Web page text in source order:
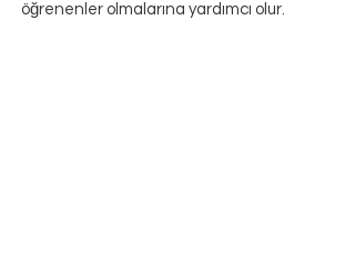
öğrenenler olmalarına yardımcı olur.